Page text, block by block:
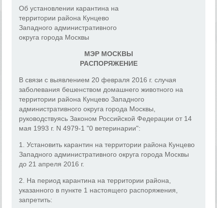
Об установлении карантина на
территории района Кунцево
Западного административного
округа города Москвы
МЭР МОСКВЫ
РАСПОРЯЖЕНИЕ
В связи с выявлением 20 февраля 2016 г. случая
заболевания бешенством домашнего животного на
территории района Кунцево Западного
административного округа города Москвы,
руководствуясь Законом Российской Федерации от 14
мая 1993 г. N 4979-1 "0 ветеринарии":
1. Установить карантин на территории района Кунцево
Западного административного округа города Москвы
до 21 апреля 2016 г.
2. На период карантина на территории района,
указанного в пункте 1 настоящего распоряжения,
запретить: